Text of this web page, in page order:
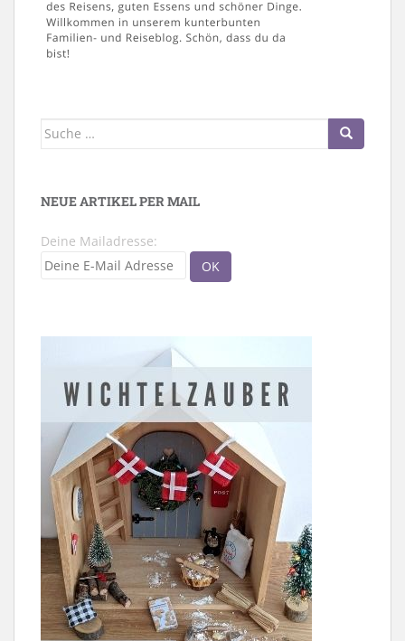
Suche
NEUE ARTIKEL PER MAIL
Deine Mailadresse: